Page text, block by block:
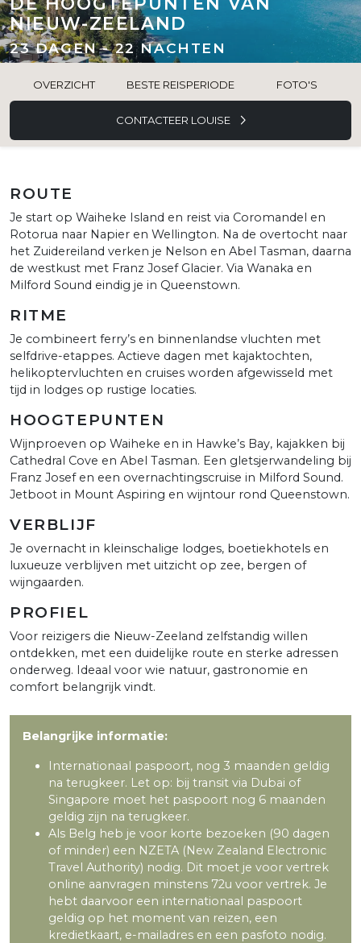
NIEUW-ZEELAND
23 DAGEN - 22 NACHTEN
OVERZICHT BESTE REISPERIODE FOTO'S
CONTACTEER LOUISE
ROUTE
Je start op Waiheke Island en reist via Coromandel en
Rotorua naar Napier en Wellington. Na de overtocht naar
het Zuidereiland verken je Nelson en Abel Tasman, daarna
de westkust met Franz Josef Glacier. Via Wanaka en
Milford Sound eindig je in Queenstown.
RITME
Je combineert ferry’s en binnenlandse vluchten met
selfdrive-etappes. Actieve dagen met kajaktochten,
helikoptervluchten en cruises worden afgewisseld met
tijd in lodges op rustige locaties.
HOOGTEPUNTEN
Wijnproeven op Waiheke en in Hawke’s Bay, kajakken bij
Cathedral Cove en Abel Tasman. Een gletsjerwandeling bij
Franz Josef en een overnachtingscruise in Milford Sound.
Jetboot in Mount Aspiring en wijntour rond Queenstown.
VERBLIJF
Je overnacht in kleinschalige lodges, boetiekhotels en
luxueuze verblijven met uitzicht op zee, bergen of
wijngaarden.
PROFIEL
Voor reizigers die Nieuw-Zeeland zelfstandig willen
ontdekken, met een duidelijke route en sterke adressen
onderweg. Ideaal voor wie natuur, gastronomie en
comfort belangrijk vindt.
Belangrijke informatie:
Internationaal paspoort, nog 3 maanden geldig
na terugkeer. Let op: bij transit via Dubai of
Singapore moet het paspoort nog 6 maanden
geldig zijn na terugkeer.
Als Belg heb je voor korte bezoeken (90 dagen
of minder) een NZETA (New Zealand Electronic
Travel Authority) nodig. Dit moet je voor vertrek
online aanvragen minstens 72u voor vertrek. Je
hebt daarvoor een internationaal paspoort
geldig op het moment van reizen, een
kredietkaart, e-mailadres en een pasfoto nodig.